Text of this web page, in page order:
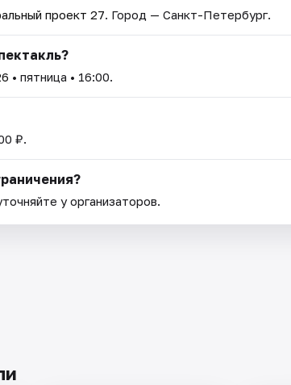
проект 27. Город — Санкт-Петербург.
• пятница • 16:00.
₽.
у организаторов.